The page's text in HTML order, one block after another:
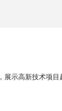
展示高新技术项